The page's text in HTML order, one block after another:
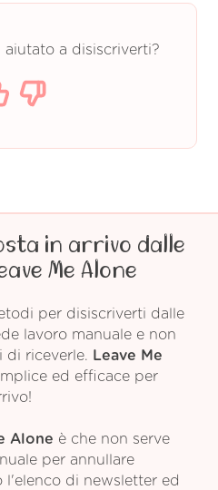
a disiscriverti?
in arrivo dalle
Me Alone
per disiscriverti dalle
lavoro manuale e non
di riceverle.
Leave Me
ed efficace per
Alone è che non serve
per annullare
l'elenco di newsletter ed